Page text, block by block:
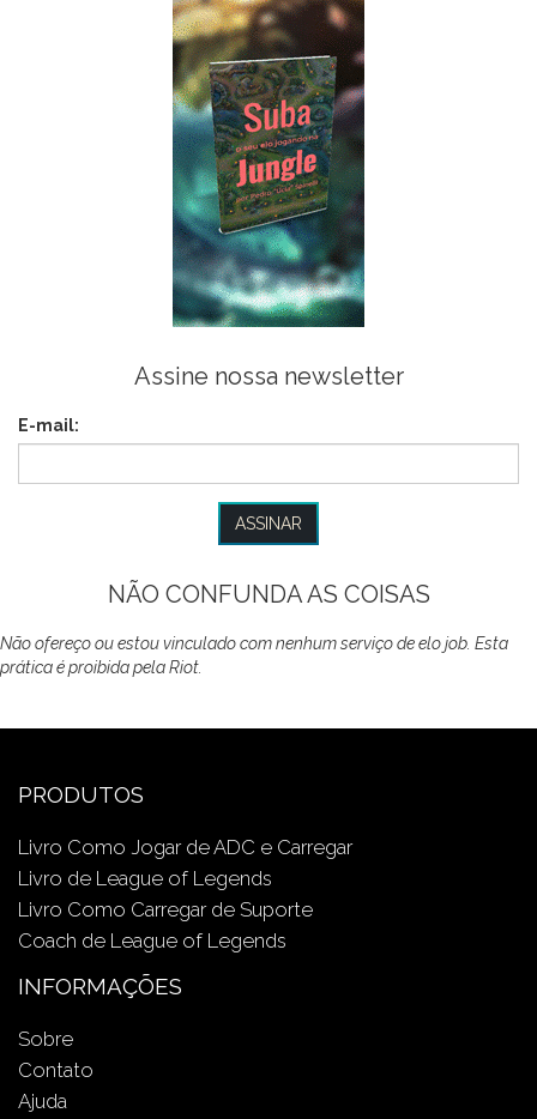
Assine nossa newsletter
E-mail:
NÃO CONFUNDA AS COISAS
Não ofereço ou estou vinculado com nenhum serviço de elo job. Esta
prática é proibida pela Riot.
PRODUTOS
Livro Como Jogar de ADC e Carregar
Livro de League of Legends
Livro Como Carregar de Suporte
Coach de League of Legends
INFORMAÇÕES
Sobre
Contato
Ajuda